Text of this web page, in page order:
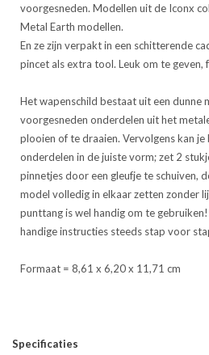
voorgesneden. Modellen uit de Iconx
Metal Earth modellen.
En ze zijn verpakt in een schitterende
pincet als extra tool. Leuk om te geven,
Het wapenschild bestaat uit een dunne
voorgesneden onderdelen uit het
plooien of te draaien. Vervolgens kan je
onderdelen in de juiste vorm; zet 2
pinnetjes door een gleufje te schuiven,
model volledig in elkaar zetten zonder
punttang is wel handig om te
handige instructies steeds stap voor
Formaat = 8,61 x 6,20 x 11,71 cm
Specificaties